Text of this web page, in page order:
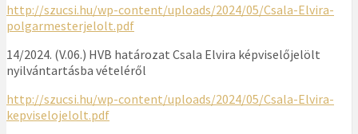
http://szucsi.hu/wp-content/uploads/2024/05/Csala-Elvira-
polgarmesterjelolt.pdf
14/2024. (V.06.) HVB határozat Csala Elvira képviselőjelölt
nyilvántartásba vételéről
http://szucsi.hu/wp-content/uploads/2024/05/Csala-Elvira-
kepviselojelolt.pdf